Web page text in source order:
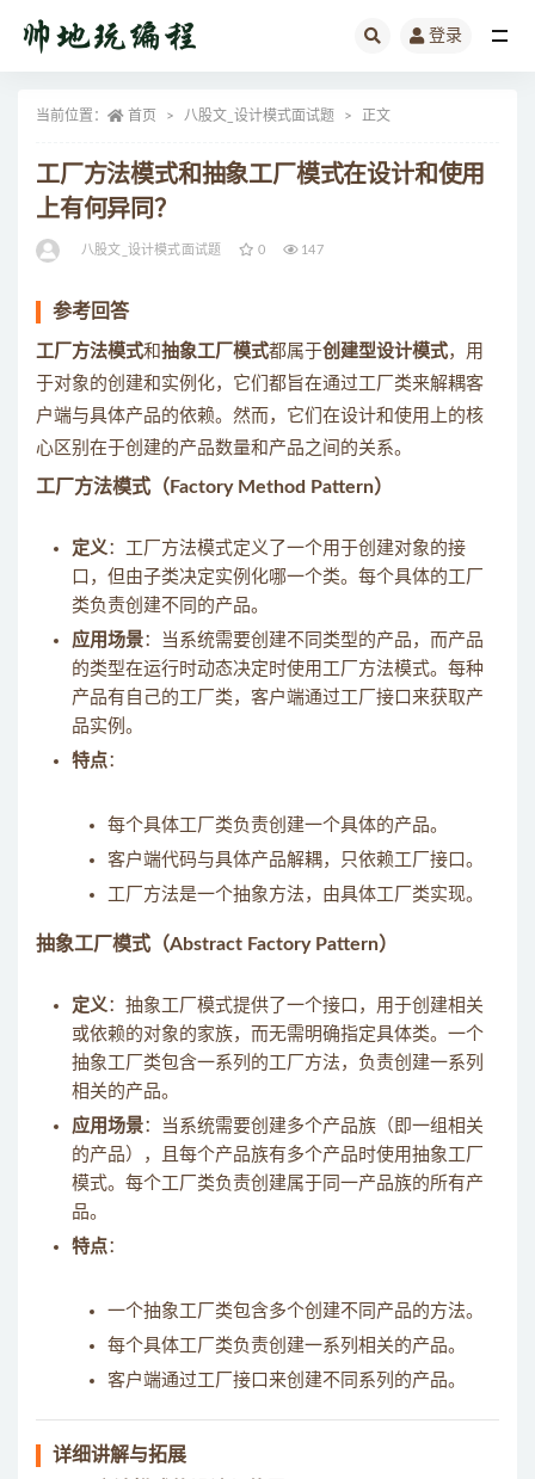
登录
当前位置： 首页 八股文_设计模式面试题 正文
工厂方法模式和抽象工厂模式在设计和使用
上有何异同？
八股文_设计模式面试题 0 147
参考回答
工厂方法模式和抽象工厂模式都属于创建型设计模式，用
于对象的创建和实例化，它们都旨在通过工厂类来解耦客
户端与具体产品的依赖。然而，它们在设计和使用上的核
心区别在于创建的产品数量和产品之间的关系。
工厂方法模式 （Factory Method Pattern）
定义：工厂方法模式定义了一个用于创建对象的接
口，但由子类决定实例化哪一个类。每个具体的工厂
类负责创建不同的产品。
应用场景：当系统需要创建不同类型的产品，而产品
的类型在运行时动态决定时使用工厂方法模式。每种
产品有自己的工厂类，客户端通过工厂接口来获取产
品实例。
特点：
每个具体工厂类负责创建一个具体的产品。
客户端代码与具体产品解耦，只依赖工厂接口。
工厂方法是一个抽象方法，由具体工厂类实现。
抽象工厂模式 （Abstract Factory Pattern）
定义：抽象工厂模式提供了一个接口，用于创建相关
或依赖的对象的家族，而无需明确指定具体类。一个
抽象工厂类包含一系列的工厂方法，负责创建一系列
相关的产品。
应用场景：当系统需要创建多个产品族（即一组相关
的产品），且每个产品族有多个产品时使用抽象工厂
模式。每个工厂类负责创建属于同一产品族的所有产
品。
特点：
一个抽象工厂类包含多个创建不同产品的方法。
每个具体工厂类负责创建一系列相关的产品。
客户端通过工厂接口来创建不同系列的产品。
详细讲解与拓展